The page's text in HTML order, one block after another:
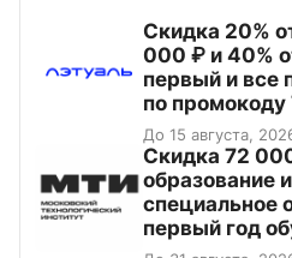
Скидка 20%
000 ₽ и 40%
первый и все
по
До 15 августа,
Скидка 72
образование
специальное
первый год